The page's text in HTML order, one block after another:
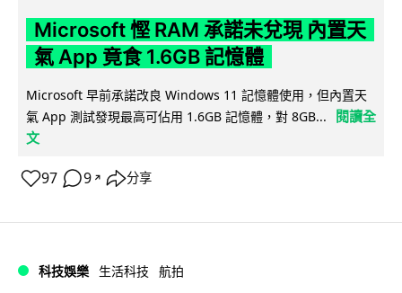
Microsoft 慳 RAM 承諾未兌現 內置天
氣 App 竟食 1.6GB 記憶體
Microsoft 早前承諾改良 Windows 11 記憶體使用，但內置天
氣 App 測試發現最高可佔用 1.6GB 記憶體，對 8GB...
閱讀全
文
97 9 ↗ 分享
科技娛樂 生活科技 航拍